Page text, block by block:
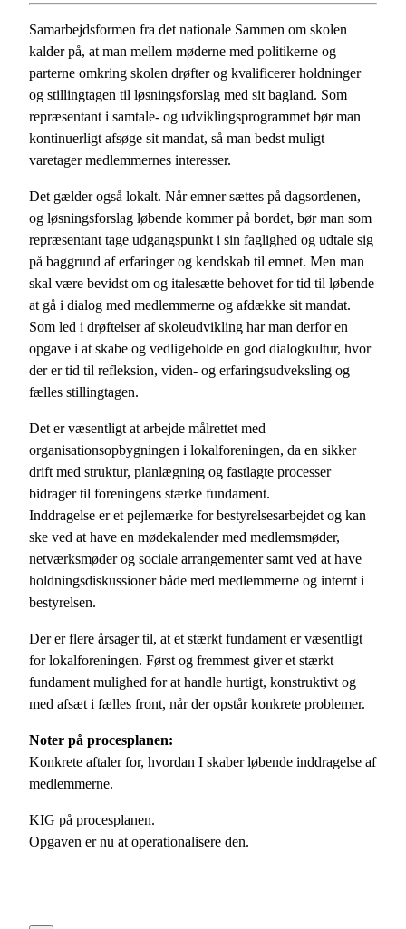
Samarbejdsformen fra det nationale Sammen om skolen
kalder på, at man mellem møderne med politikerne og
parterne omkring skolen drøfter og kvalificerer holdninger
og stillingtagen til løsningsforslag med sit bagland. Som
repræsentant i samtale- og udviklingsprogrammet bør man
kontinuerligt afsøge sit mandat, så man bedst muligt
varetager medlemmernes interesser.
Det gælder også lokalt. Når emner sættes på dagsordenen,
og løsningsforslag løbende kommer på bordet, bør man som
repræsentant tage udgangspunkt i sin faglighed og udtale sig
på baggrund af erfaringer og kendskab til emnet. Men man
skal være bevidst om og italesætte behovet for tid til løbende
at gå i dialog med medlemmerne og afdække sit mandat.
Som led i drøftelser af skoleudvikling har man derfor en
opgave i at skabe og vedligeholde en god dialogkultur, hvor
der er tid til refleksion, viden- og erfaringsudveksling og
fælles stillingtagen.
Det er væsentligt at arbejde målrettet med
organisationsopbygningen i lokalforeningen, da en sikker
drift med struktur, planlægning og fastlagte processer
bidrager til foreningens stærke fundament.
Inddragelse er et pejlemærke for bestyrelsesarbejdet og kan
ske ved at have en mødekalender med medlemsmøder,
netværksmøder og sociale arrangementer samt ved at have
holdningsdiskussioner både med medlemmerne og internt i
bestyrelsen.
Der er flere årsager til, at et stærkt fundament er væsentligt
for lokalforeningen. Først og fremmest giver et stærkt
fundament mulighed for at handle hurtigt, konstruktivt og
med afsæt i fælles front, når der opstår konkrete problemer.
Noter på procesplanen:
Konkrete aftaler for, hvordan I skaber løbende inddragelse af
medlemmerne.
KIG på procesplanen.
Opgaven er nu at operationalisere den.